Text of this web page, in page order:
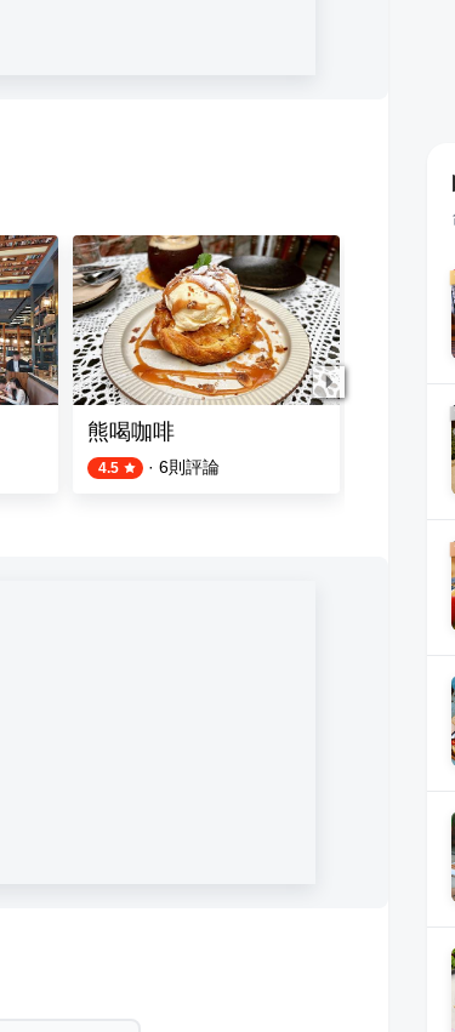
熊喝咖啡
4.5 · 6則評論
如常。